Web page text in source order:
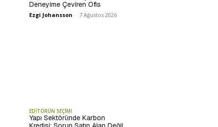
Deneyime Çeviren Ofis
Ezgi Johansson - 7 Ağustos 2026
EDİTÖRÜN SEÇİMİ
Yapı Sektöründe Karbon